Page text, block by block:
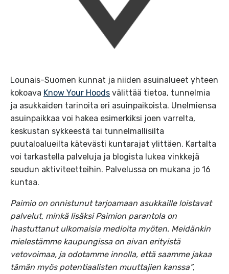
Lounais-Suomen kunnat ja niiden asuinalueet yhteen
kokoava Know Your Hoods välittää tietoa, tunnelmia
ja asukkaiden tarinoita eri asuinpaikoista. Unelmiensa
asuinpaikkaa voi hakea esimerkiksi joen varrelta,
keskustan sykkeestä tai tunnelmallisilta
puutaloalueilta kätevästi kuntarajat ylittäen. Kartalta
voi tarkastella palveluja ja blogista lukea vinkkejä
seudun aktiviteetteihin. Palvelussa on mukana jo 16
kuntaa.
Paimio on onnistunut tarjoamaan asukkaille loistavat
palvelut, minkä lisäksi Paimion parantola on
ihastuttanut ulkomaisia medioita myöten. Meidänkin
mielestämme kaupungissa on aivan erityistä
vetovoimaa, ja odotamme innolla, että saamme jakaa
tämän myös potentiaalisten muuttajien kanssa”,